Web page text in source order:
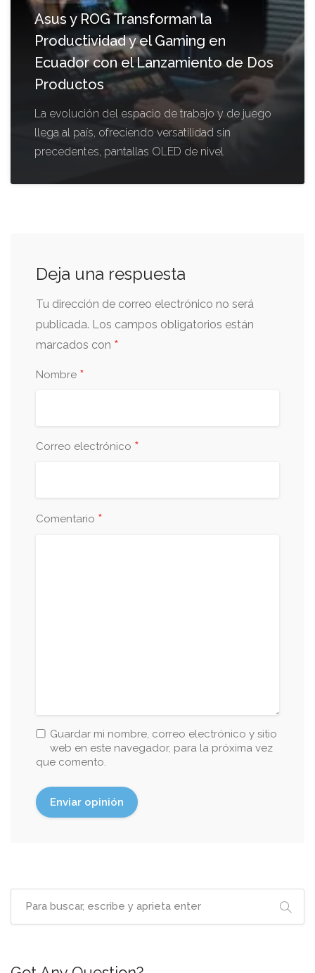
Asus y ROG Transforman la
Productividad y el Gaming en
Ecuador con el Lanzamiento de Dos
Productos
La evolución del espacio de trabajo y de juego
llega al país, ofreciendo versatilidad sin
precedentes, pantallas OLED de nivel
Deja una respuesta
Tu dirección de correo electrónico no será
publicada. Los campos obligatorios están
marcados con *
Nombre *
Correo electrónico *
Comentario *
Guardar mi nombre, correo electrónico y sitio
web en este navegador, para la próxima vez
que comento.